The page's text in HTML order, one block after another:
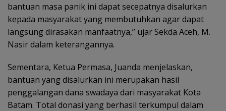
bantuan masa panik ini dapat secepatnya disalurkan
kepada masyarakat yang membutuhkan agar dapat
langsung dirasakan manfaatnya,” ujar Sekda Aceh, M.
Nasir dalam keterangannya.
Sementara, Ketua Permasa, Juanda menjelaskan,
bantuan yang disalurkan ini merupakan hasil
penggalangan dana swadaya dari masyarakat Kota
Batam. Total donasi yang berhasil terkumpul dalam